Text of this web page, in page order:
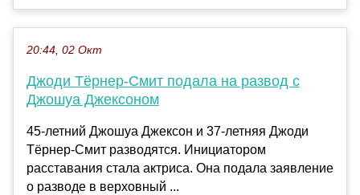
20:44, 02 Окт
Джоди Тёрнер-Смит подала на развод с
Джошуа Джексоном
45-летний Джошуа Джексон и 37-летняя Джоди
Тёрнер-Смит разводятся. Инициатором
расставания стала актриса. Она подала заявление
о разводе в верховный ...